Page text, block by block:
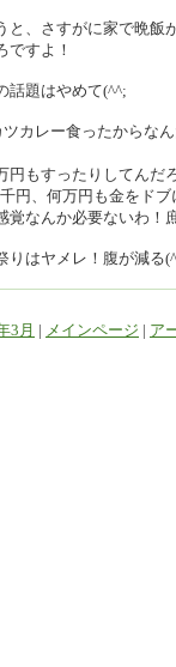
、さすがに家で晩飯
ですよ！
話題はやめて(^^;
カレー食ったからな
もすったりしてんだ
円、何万円も金をドブ
なんか必要ないわ！
りはヤメレ！腹が減る
3月 | メインページ | ア